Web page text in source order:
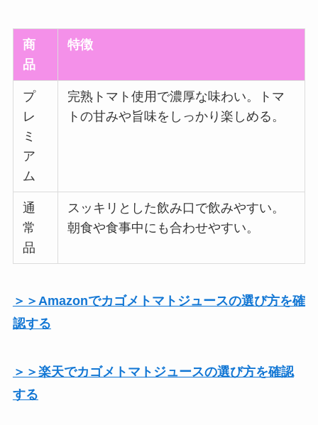
商
品
特徴
プ
レ
ミ
ア
ム
完熟トマト使用で濃厚な味わい。トマ
トの甘みや旨味をしっかり楽しめる。
通
常
品
スッキリとした飲み口で飲みやすい。
朝食や食事中にも合わせやすい。
＞＞Amazonでカゴメトマトジュースの選び方を確
認する
＞＞楽天でカゴメトマトジュースの選び方を確認
する